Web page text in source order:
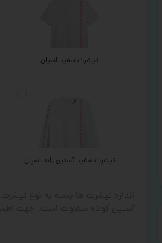
تیشرت سفید اسپان
تیشرت سفید آستین بلند اسپان